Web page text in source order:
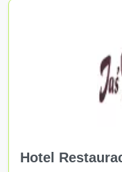
Hotel